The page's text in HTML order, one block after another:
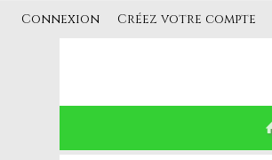
Connexion Créez votre compte